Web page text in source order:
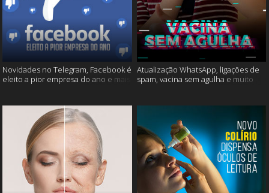
Novidades no Telegram, Facebook é
eleito a pior empresa do ano e mais
Atualização WhatsApp, ligações de
spam, vacina sem agulha e muito